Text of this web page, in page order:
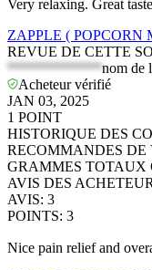
Very relaxing. Great
ZAPPLE ( POPCORN
REVUE DE CETTE
*************nom de
Acheteur vérifié
JAN 03, 2025
1 POINT
HISTORIQUE DES
RECOMMANDES DE
GRAMMES TOTAUX
AVIS DES
AVIS: 3
POINTS: 3
Nice pain relief and